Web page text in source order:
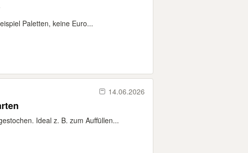
Paletten, keine Euro...
14.06.2026
Ideal z. B. zum Auffüllen...